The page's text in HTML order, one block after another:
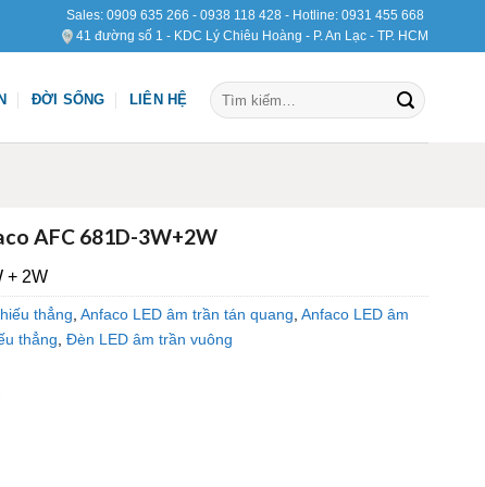
Sales: 0909 635 266 - 0938 118 428 - Hotline: 0931 455 668
41 đường số 1 - KDC Lý Chiêu Hoàng - P. An Lạc - TP. HCM
ĐỜI SỐNG LIÊN HỆ
Tìm
kiếm:
AFC 681D-3W+2W
+ 2W
thẳng Anfaco LED âm trần tán quang Anfaco LED âm
thẳng Đèn LED âm trần vuông